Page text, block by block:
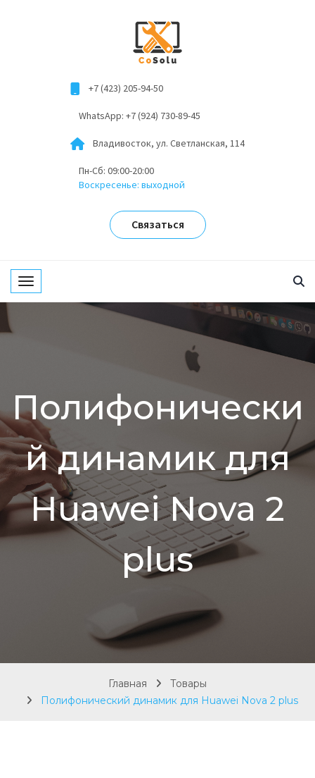
+7 (423) 205-94-50
WhatsApp: +7 (924) 730-89-45
Владивосток, ул. Светланская, 114
Пн-Сб: 09:00-20:00
Воскресенье: выходной
Связаться
Toggle navigation
Полифонически
й динамик для
Huawei Nova 2
plus
Главная
Товары
Полифонический динамик для Huawei Nova 2 plus